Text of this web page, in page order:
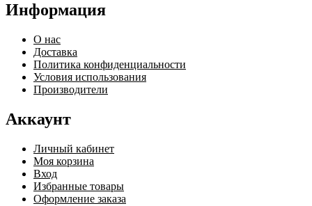
Информация
О нас
Доставка
Политика конфиденциальности
Условия использования
Производители
Аккаунт
Личный кабинет
Моя корзина
Вход
Избранные товары
Оформление заказа